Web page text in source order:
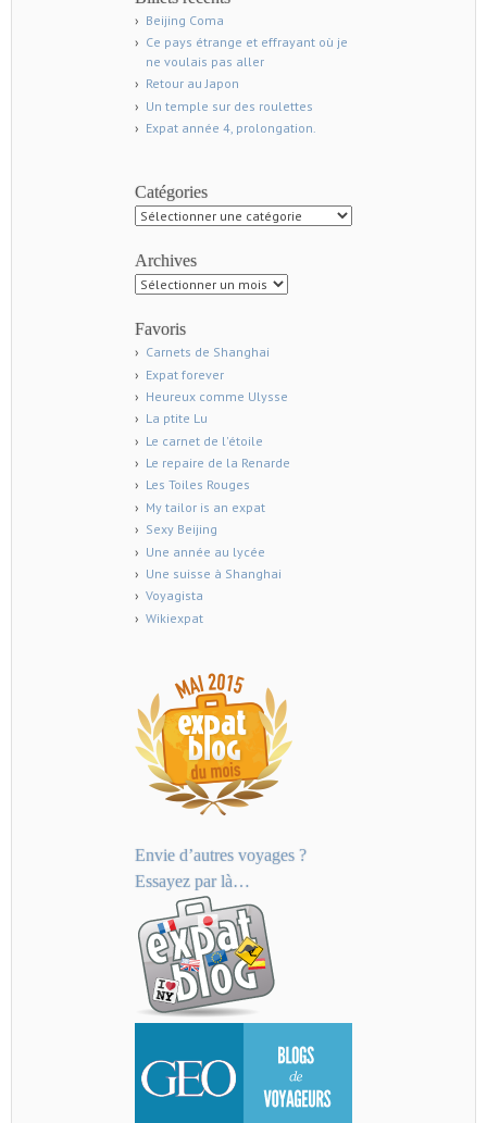
Beijing Coma
Ce pays étrange et effrayant où je
ne voulais pas aller
Retour au Japon
Un temple sur des roulettes
Expat année 4, prolongation.
Catégories
Catégories
Archives
Archives
Favoris
Carnets de Shanghai
Expat forever
Heureux comme Ulysse
La ptite Lu
Le carnet de l'étoile
Le repaire de la Renarde
Les Toiles Rouges
My tailor is an expat
Sexy Beijing
Une année au lycée
Une suisse à Shanghai
Voyagista
Wikiexpat
Envie d’autres voyages ?
Essayez par là…